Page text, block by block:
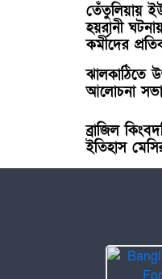
তেঁতুলিয়ায়
হয়রানী
কর্মীদের
ঝালকাঠিতে
আলোচনা
ব্রাজিল
ইতিহাস